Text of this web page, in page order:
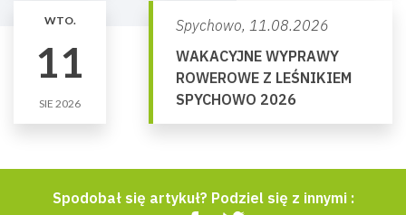
WTO.
11
SIE 2026
Spychowo, 11.08.2026
WAKACYJNE WYPRAWY
ROWEROWE Z LEŚNIKIEM
SPYCHOWO 2026
Spodobał się artykuł? Podziel się z innymi :